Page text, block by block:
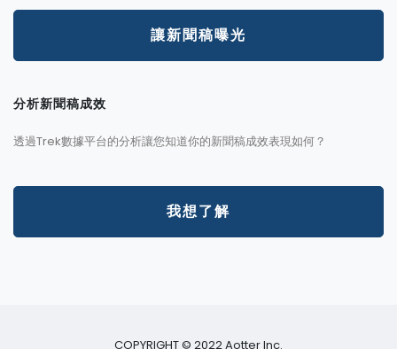
讓新聞稿曝光
分析新聞稿成效
透過Trek數據平台的分析讓您知道你的新聞稿成效表現如何？
我想了解
COPYRIGHT © 2022 Aotter Inc.